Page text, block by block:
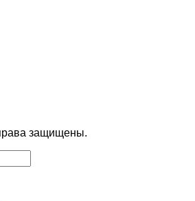
защищены.